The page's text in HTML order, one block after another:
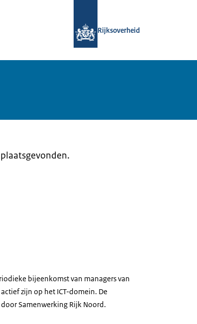
Rijksoverheid
bijeenkomst van managers van
zijn op het ICT-domein. De
Samenwerking Rijk Noord.